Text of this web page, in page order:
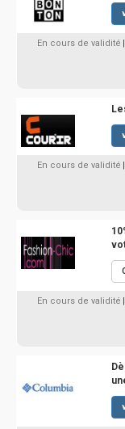
En cours de validité
En cours de validité
En cours de validité